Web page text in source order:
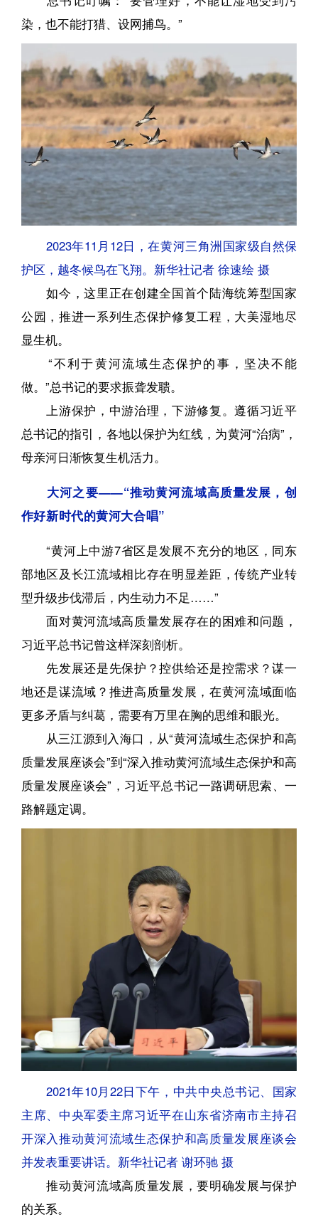
染，也不能打猎、设网捕鸟。”
2023年11月12日，在黄河三角洲国家级自然保
护区，越冬候鸟在飞翔。新华社记者 徐速绘 摄
如今，这里正在创建全国首个陆海统筹型国家
公园，推进一系列生态保护修复工程，大美湿地尽
显生机。
“不利于黄河流域生态保护的事，坚决不能
做。”总书记的要求振聋发聩。
上游保护，中游治理，下游修复。遵循习近平
总书记的指引，各地以保护为红线，为黄河“治病”，
母亲河日渐恢复生机活力。
大河之要——“推动黄河流域高质量发展，创
作好新时代的黄河大合唱”
“黄河上中游7省区是发展不充分的地区，同东
部地区及长江流域相比存在明显差距，传统产业转
型升级步伐滞后，内生动力不足……”
面对黄河流域高质量发展存在的困难和问题，
习近平总书记曾这样深刻剖析。
先发展还是先保护？控供给还是控需求？谋一
地还是谋流域？推进高质量发展，在黄河流域面临
更多矛盾与纠葛，需要有万里在胸的思维和眼光。
从三江源到入海口，从“黄河流域生态保护和高
质量发展座谈会”到“深入推动黄河流域生态保护和高
质量发展座谈会”，习近平总书记一路调研思索、一
路解题定调。
2021年10月22日下午，中共中央总书记、国家
主席、中央军委主席习近平在山东省济南市主持召
开深入推动黄河流域生态保护和高质量发展座谈会
并发表重要讲话。新华社记者 谢环驰 摄
推动黄河流域高质量发展，要明确发展与保护
的关系。